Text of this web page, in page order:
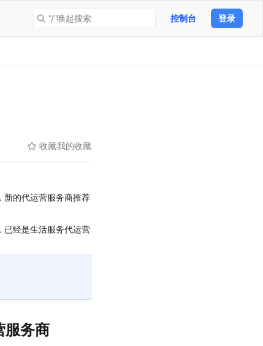
“/”唤起搜索 控制台 登录
收藏我的收藏
新的代运营服务商推荐
已经是生活服务代运营
服务商